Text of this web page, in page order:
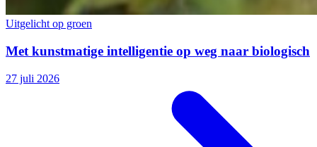
Uitgelicht op groen
Met kunstmatige intelligentie op weg naar biologisch
27 juli 2026